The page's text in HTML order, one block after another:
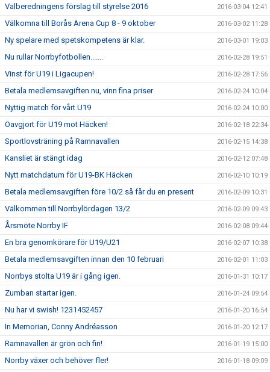
Valberedningens förslag till styrelse 2016 2016-03-04 12:41
Välkomna till Borås Arena Cup 8 - 9 oktober 2016-03-02 11:28
Ny spelare med spetskompetens är klar. 2016-03-01 19:03
Nu rullar Norrbyfotbollen....... 2016-02-28 19:51
Vinst för U19 i Ligacupen! 2016-02-28 17:56
Betala medlemsavgiften nu, vinn fina priser 2016-02-24 10:04
Nyttig match för vårt U19 2016-02-24 10:00
Oavgjort för U19 mot Häcken! 2016-02-18 22:34
Sportlovsträning på Ramnavallen 2016-02-15 14:38
Kansliet är stängt idag 2016-02-12 07:48
Nytt matchdatum för U19-BK Häcken 2016-02-10 10:19
Betala medlemsavgiften före 10/2 så får du en present 2016-02-09 10:31
Välkommen till Norrbylördagen 13/2 2016-02-09 09:43
Årsmöte Norrby IF 2016-02-08 09:44
En bra genomkörare för U19/U21 2016-02-07 10:38
Betala medlemsavgiften innan den 10 februari 2016-02-01 11:03
Norrbys stolta U19 är i gång igen. 2016-01-31 10:17
Zumban startar igen. 2016-01-24 09:54
Nu har vi swish! 1231452457 2016-01-20 16:54
In Memorian, Conny Andréasson 2016-01-20 12:17
Ramnavallen är grön och fin! 2016-01-19 15:00
Norrby växer och behöver fler! 2016-01-18 09:09